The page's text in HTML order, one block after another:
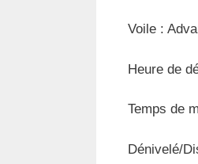
Voile :
Heure de
Temps de
Dénivelé/